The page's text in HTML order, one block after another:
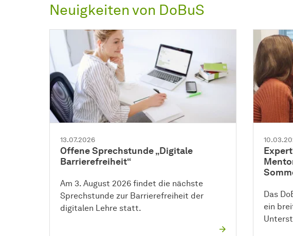
Neuigkeiten von DoBuS
13.07.2026
Offene Sprechstunde „Digitale
Barrierefreiheit“
Am 3. August 2026 findet die nächste
Sprechstunde zur Barrierefreiheit der
digitalen Lehre statt.
Das
ein